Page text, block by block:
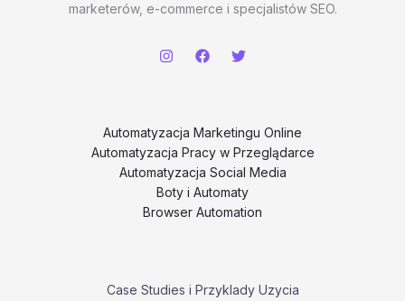
marketerów, e-commerce i specjalistów SEO.
Automatyzacja Marketingu Online
Automatyzacja Pracy w Przeglądarce
Automatyzacja Social Media
Boty i Automaty
Browser Automation
Case Studies i Przyklady Uzycia